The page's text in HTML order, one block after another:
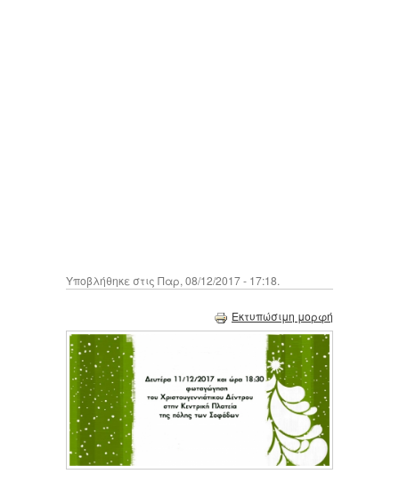
Υποβλήθηκε στις Παρ, 08/12/2017 - 17:18.
Εκτυπώσιμη μορφή